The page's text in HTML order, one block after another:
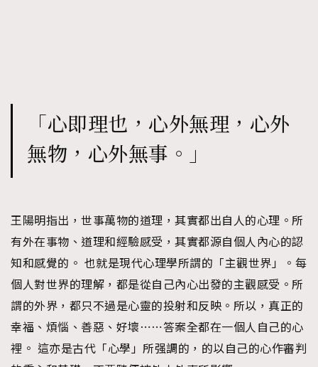
TRENDING
「心即理也，心外無理，心外
無物，心外無事。」
王陽明指出，世事萬物的道理，其實都出自人的心理。所
有外在事物、道理和經驗感受，其實都源自個人內心的認
知和感覺的。 也就是現代心理學所謂的「主觀世界」。每
個人對世界的理解，都是從自己內心出發的主觀感受。所
謂的外界，都只不過是心靈的投射和反映。所以，真正的
幸福、煩惱、善惡、好壞⋯⋯答案全都在一個人自己的心
裡。 這亦是古代「心學」所强調的，的以自己的心作審判